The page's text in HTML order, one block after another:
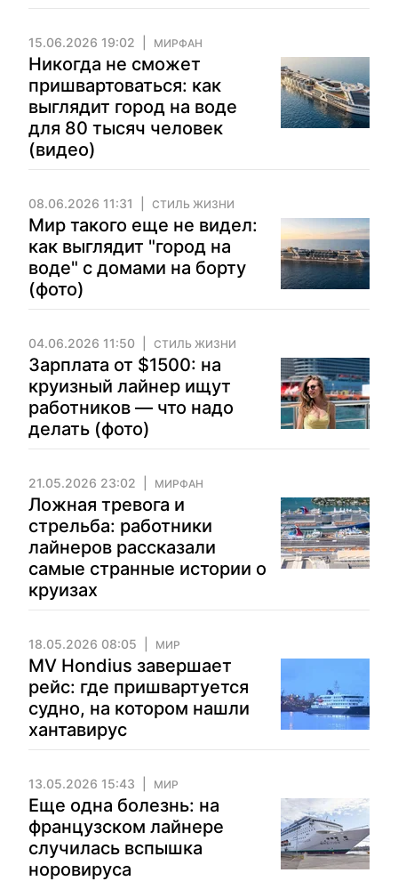
15.06.2026 19:02 МИРФАН
Никогда не сможет
пришвартоваться: как
выглядит город на воде
для 80 тысяч человек
(видео)
08.06.2026 11:31 СТИЛЬ ЖИЗНИ
Мир такого еще не видел:
как выглядит "город на
воде" с домами на борту
(фото)
04.06.2026 11:50 СТИЛЬ ЖИЗНИ
Зарплата от $1500: на
круизный лайнер ищут
работников — что надо
делать (фото)
21.05.2026 23:02 МИРФАН
Ложная тревога и
стрельба: работники
лайнеров рассказали
самые странные истории о
круизах
18.05.2026 08:05 МИР
MV Hondius завершает
рейс: где пришвартуется
судно, на котором нашли
хантавирус
13.05.2026 15:43 МИР
Еще одна болезнь: на
французском лайнере
случилась вспышка
норовируса